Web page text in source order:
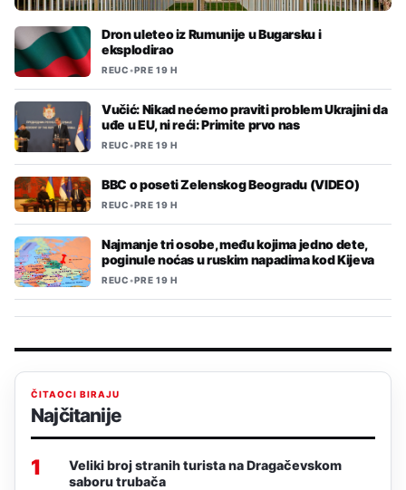
Dron uleteo iz Rumunije u Bugarsku i
eksplodirao
REUC•PRE 19 H
Vučić: Nikad nećemo praviti problem Ukrajini da
uđe u EU, ni reći: Primite prvo nas
REUC•PRE 19 H
BBC o poseti Zelenskog Beogradu (VIDEO)
REUC•PRE 19 H
Najmanje tri osobe, među kojima jedno dete,
poginule noćas u ruskim napadima kod Kijeva
REUC•PRE 19 H
ČITAOCI BIRAJU
Najčitanije
1
Veliki broj stranih turista na Dragačevskom
saboru trubača